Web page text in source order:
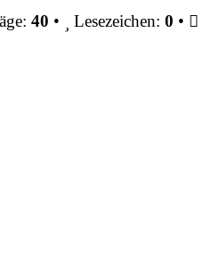
40 • Lesezeichen: 0 •